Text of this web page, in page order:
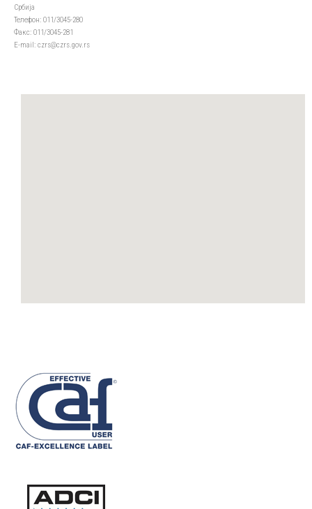
Србија
Телефон: 011/3045-280
Факс: 011/3045-281
Е-mail: czrs@czrs.gov.rs